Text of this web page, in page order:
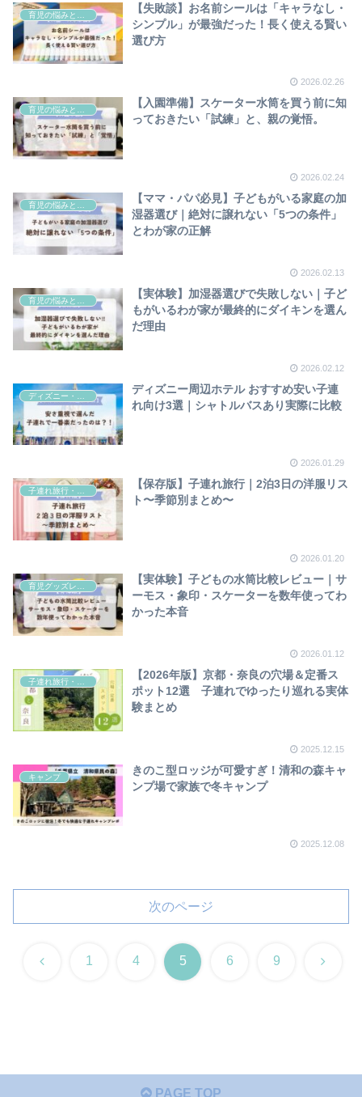
【失敗談】お名前シールは「キャラなし・
シンプル」が最強だった！長く使える賢い
選び方
2026.02.26
育児の悩みと工夫
【入園準備】スケーター水筒を買う前に知
っておきたい「試練」と、親の覚悟。
2026.02.24
【ママ・パパ必見】子どもがいる家庭の加
湿器選び｜絶対に譲れない「5つの条件」
とわが家の正解
2026.02.13
【実体験】加湿器選びで失敗しない｜子ど
もがいるわが家が最終的にダイキンを選ん
だ理由
2026.02.12
ディズニー周辺ホテル おすすめ安い子連
れ向け3選｜シャトルバスあり実際に比較
2026.01.29
子連れ旅行・おでかけ
【保存版】子連れ旅行｜2泊3日の洋服リス
ト〜季節別まとめ〜
2026.01.20
【実体験】子どもの水筒比較レビュー｜サ
ーモス・象印・スケーターを数年使ってわ
かった本音
2026.01.12
【2026年版】京都・奈良の穴場＆定番ス
ポット12選 子連れでゆったり巡れる実体
験まとめ
2025.12.15
キャンプ
きのこ型ロッジが可愛すぎ！清和の森キャ
ンプ場で家族で冬キャンプ
2025.12.08
次のページ
前 1 4 5 6 9 次
PAGE TOP